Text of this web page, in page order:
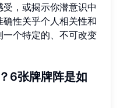
，或揭示你潜意识中
性关乎个人相关性和
个特定的、不可改变
6张牌牌阵是如